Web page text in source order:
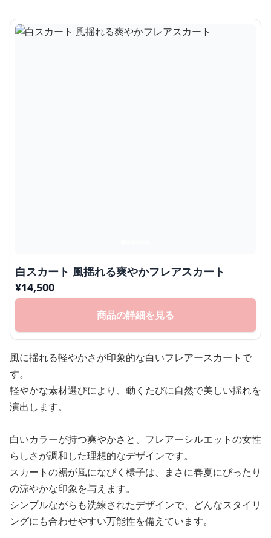
白スカート 風揺れる爽やかフレアスカート
¥14,500
商品の詳細を見る
風に揺れる軽やかさが印象的な白いフレアースカートで
す。
軽やかな素材選びにより、動くたびに自然で美しい揺れを
演出します。
白いカラーが持つ爽やかさと、フレアーシルエットの女性
らしさが調和した理想的なデザインです。
スカートの裾が風になびく様子は、まさに春夏にぴったり
の涼やかな印象を与えます。
シンプルながらも洗練されたデザインで、どんなスタイリ
ングにも合わせやすい万能性を備えています。